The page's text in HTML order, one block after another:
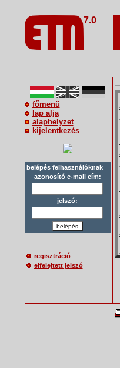
7.0
főmenü
lap alja
alaphelyzet
kijelentkezés
belépés felhasználóknak
azonosító e-mail cím:
jelszó:
belépés
regisztráció
elfelejtett jelszó